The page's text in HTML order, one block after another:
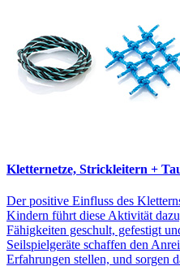
Kletternetze, Strickleitern +
Der positive Einfluss des
Kindern führt diese Aktivität
Fähigkeiten geschult, gefestigt
Seilspielgeräte schaffen den
Erfahrungen stellen, und sorgen